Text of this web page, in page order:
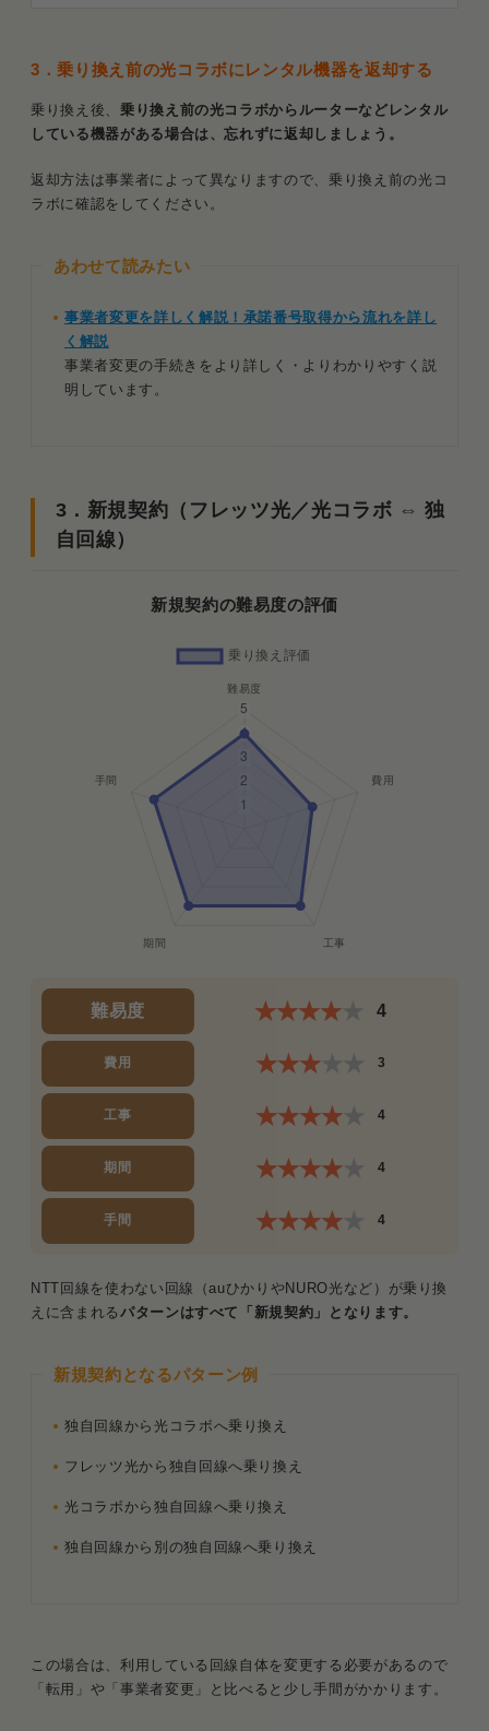
3．乗り換え前の光コラボにレンタル機器を返却する
乗り換え後、 乗り換え前の光コラボからルーターなどレンタル
している機器がある場合は、忘れずに返却しましょう。
返却方法は事業者によって異なりますので、乗り換え前の光コ
ラボに確認をしてください。
あわせて読みたい
事業者変更を詳しく解説！承諾番号取得から流れを詳し
く解説
事業者変更の手続きをより詳しく・よりわかりやすく説
明しています。
3．新規契約（フレッツ光／光コラボ ⇔ 独
自回線）
新規契約の難易度の評価
難易度 4
費用 3
工事 4
期間 4
手間 4
NTT回線を使わない回線（auひかりやNURO光など）が乗り換
えに含まれる パターンはすべて「新規契約」となります。
新規契約となるパターン例
独自回線から光コラボへ乗り換え
フレッツ光から独自回線へ乗り換え
光コラボから独自回線へ乗り換え
独自回線から別の独自回線へ乗り換え
この場合は、利用している回線自体を変更する必要があるので
「転用」や「事業者変更」と比べると少し手間がかかります。